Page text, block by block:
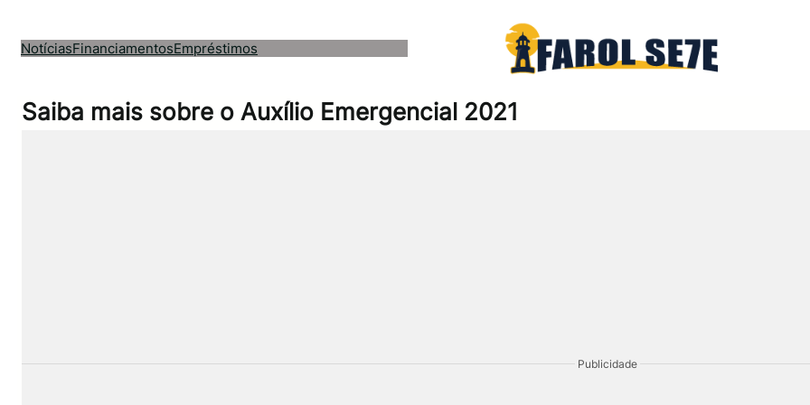
NotíciasFinanciamentosEmpréstimos
Saiba mais sobre o Auxílio Emergencial 2021
Publicidade